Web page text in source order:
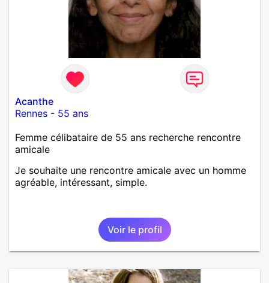
Acanthe
Rennes - 55 ans
Femme célibataire de 55 ans recherche rencontre
amicale
Je souhaite une rencontre amicale avec un homme
agréable, intéressant, simple.
Voir le profil